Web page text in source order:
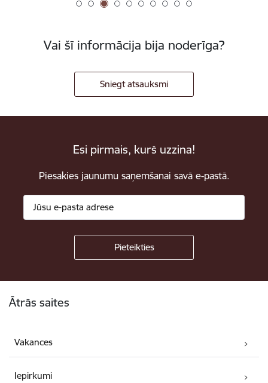
Vai šī informācija bija noderīga?
Sniegt atsauksmi
Esi pirmais, kurš uzzina!
Piesakies jaunumu saņemšanai savā e-pastā.
Ātrās saites
Vakances
Iepirkumi